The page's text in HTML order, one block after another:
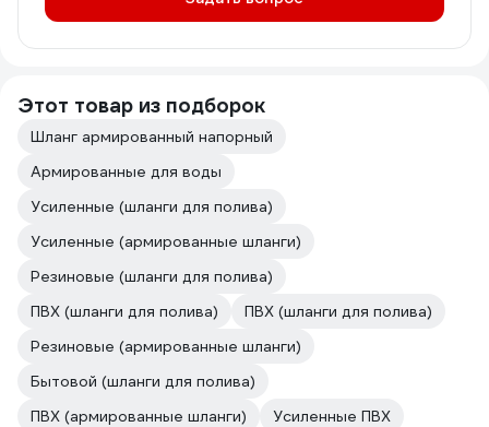
Этот товар из подборок
Шланг армированный напорный
Армированные для воды
Усиленные (шланги для полива)
Усиленные (армированные шланги)
Резиновые (шланги для полива)
ПВХ (шланги для полива)
ПВХ (шланги для полива)
Резиновые (армированные шланги)
Бытовой (шланги для полива)
ПВХ (армированные шланги)
Усиленные ПВХ